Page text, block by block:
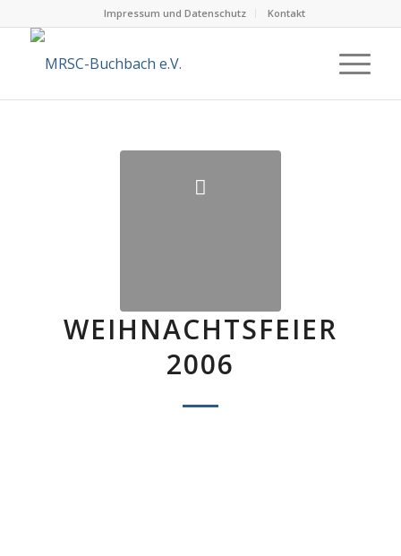
Impressum und Datenschutz Kontakt
WEIHNACHTSFEIER
2006